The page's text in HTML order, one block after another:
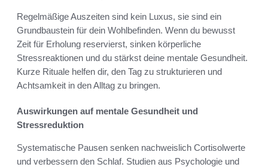
Regelmäßige Auszeiten sind kein Luxus, sie sind ein
Grundbaustein für dein Wohlbefinden. Wenn du bewusst
Zeit für Erholung reservierst, sinken körperliche
Stressreaktionen und du stärkst deine mentale Gesundheit.
Kurze Rituale helfen dir, den Tag zu strukturieren und
Achtsamkeit in den Alltag zu bringen.
Auswirkungen auf mentale Gesundheit und
Stressreduktion
Systematische Pausen senken nachweislich Cortisolwerte
und verbessern den Schlaf. Studien aus Psychologie und